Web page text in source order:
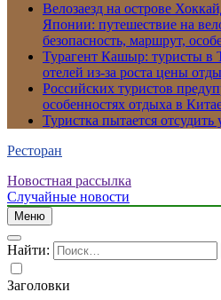
Велозаезд на острове
Японии: путешествие на
безопасность, маршрут,
Турагент Кашыр: туристы в
отелей из-за роста цены
Российских туристов
особенностях отдыха в
Туристка пытается
Ресторан
Новостная рассылка
Случайные новости
Меню
Найти:
Заголовки